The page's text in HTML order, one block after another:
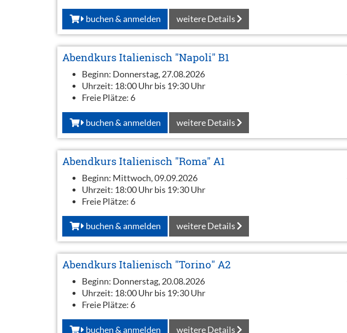
buchen & anmelden weitere Details
Abendkurs Italienisch "Napoli" B1
Beginn: Donnerstag, 27.08.2026
Uhrzeit: 18:00 Uhr bis 19:30 Uhr
Freie Plätze: 6
buchen & anmelden weitere Details
Abendkurs Italienisch "Roma" A1
Beginn: Mittwoch, 09.09.2026
Uhrzeit: 18:00 Uhr bis 19:30 Uhr
Freie Plätze: 6
buchen & anmelden weitere Details
Abendkurs Italienisch "Torino" A2
Beginn: Donnerstag, 20.08.2026
Uhrzeit: 18:00 Uhr bis 19:30 Uhr
Freie Plätze: 6
buchen & anmelden weitere Details